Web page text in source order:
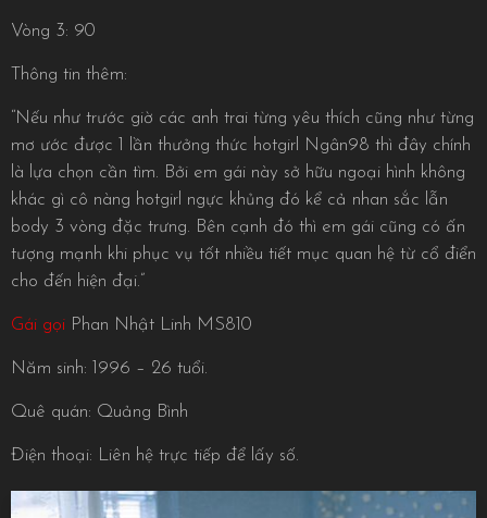
Vòng 3: 90
Thông tin thêm:
“Nếu như trước giờ các anh trai từng yêu thích cũng như từng
mơ ước được 1 lần thưởng thức hotgirl Ngân98 thì đây chính
là lựa chọn cần tìm. Bởi em gái này sở hữu ngoại hình không
khác gì cô nàng hotgirl ngực khủng đó kể cả nhan sắc lẫn
body 3 vòng đặc trưng. Bên cạnh đó thì em gái cũng có ấn
tượng mạnh khi phục vụ tốt nhiều tiết mục quan hệ từ cổ điển
cho đến hiện đại.”
Gái gọi Phan Nhật Linh MS810
Năm sinh: 1996 – 26 tuổi.
Quê quán: Quảng Bình
Điện thoại: Liên hệ trực tiếp để lấy số.